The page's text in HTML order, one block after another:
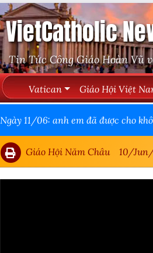
VietCatholic
Tin Tức Công Giáo Hoàn Vũ
Vatican Giáo Hội Việt
Ngày 11/06: anh em đã được cho
Giáo Hội Năm Châu 10/